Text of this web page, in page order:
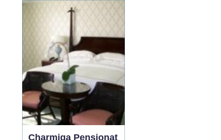
och kulturella
upplevelser. Genom att
välja en resa baserad på
ett tema kan man upp...
Charmiga Pensionat